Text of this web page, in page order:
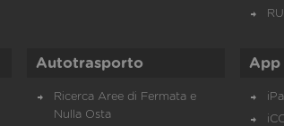
Autotrasporto
Ricerca Aree di Fermata e
Nulla Osta
App